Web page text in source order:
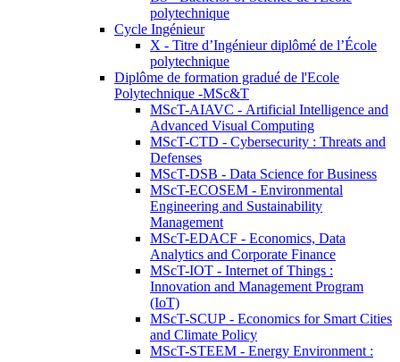
polytechnique
Cycle Ingénieur
X - Titre d’Ingénieur diplômé de l’École
polytechnique
Diplôme de formation gradué de l'Ecole
Polytechnique -MSc&T
MScT-AIAVC - Artificial Intelligence and
Advanced Visual Computing
MScT-CTD - Cybersecurity : Threats and
Defenses
MScT-DSB - Data Science for Business
MScT-ECOSEM - Environmental
Engineering and Sustainability
Management
MScT-EDACF - Economics, Data
Analytics and Corporate Finance
MScT-IOT - Internet of Things :
Innovation and Management Program
(IoT)
MScT-SCUP - Economics for Smart Cities
and Climate Policy
MScT-STEEM - Energy Environment :